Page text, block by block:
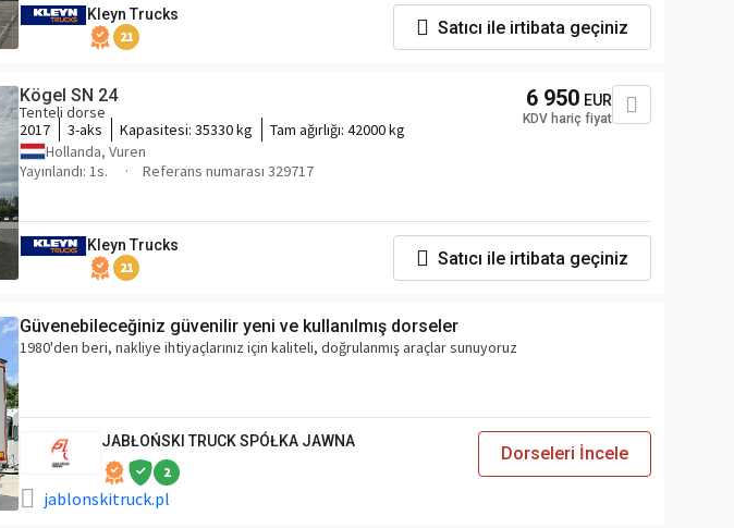
Kleyn Trucks
21 Satıcı ile irtibata geçiniz
Kögel SN 24
Tenteli dorse
2017
3-aks Kapasitesi: 35330 kg Tam ağırlığı: 42000 kg
Hollanda, Vuren
Yayınlandı: 1s.
Referans numarası 329717
6 950 EUR
KDV hariç fiyat
Kleyn Trucks
21 Satıcı ile irtibata geçiniz
Güvenebileceğiniz güvenilir yeni ve kullanılmış dorseler
1980'den beri, nakliye ihtiyaçlarınız için kaliteli, doğrulanmış araçlar sunuyoruz
JABŁOŃSKI TRUCK SPÓŁKA JAWNA
2
jablonskitruck.pl
Dorseleri İncele